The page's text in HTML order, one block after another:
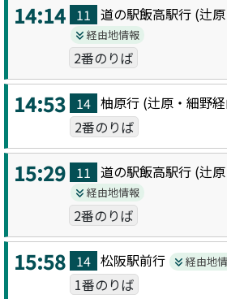
14:14 11 道の駅飯高駅行 (辻
経由地情報
2番のりば
14:53 14 柚原行 (辻原・細野経
2番のりば
15:29 11 道の駅飯高駅行 (辻
経由地情報
2番のりば
15:58 14 松阪駅前行 経由地
1番のりば